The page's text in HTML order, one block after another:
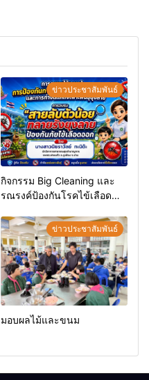
ข่าวประชาสัมพันธ์
กิจกรรม Big Cleaning และ
รณรงค์ป้องกันโรคไข้เลือด
ข่าวประชาสัมพันธ์
มอบผลไม้และขนม